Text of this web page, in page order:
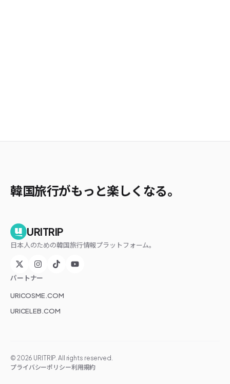
韓国旅行がもっと楽しくなる。
URITRIP
日本人のための韓国旅行情報プラットフォーム。
パートナー
URICOSME.COM
URICELEB.COM
© 2026 URITRIP. All rights reserved.
プライバシーポリシー利用規約